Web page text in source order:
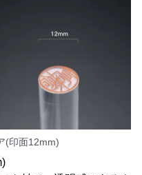
(印面12mm)